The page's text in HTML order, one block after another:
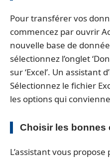
Pour transférer vos
commencez par ouvrir
nouvelle base de
sélectionnez l’onglet
sur ‘Excel’. Un assistant
Sélectionnez le fichier
les options qui
Choisir les bonnes
L’assistant vous